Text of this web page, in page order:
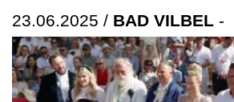
23.06.2025 / BAD VILBEL -